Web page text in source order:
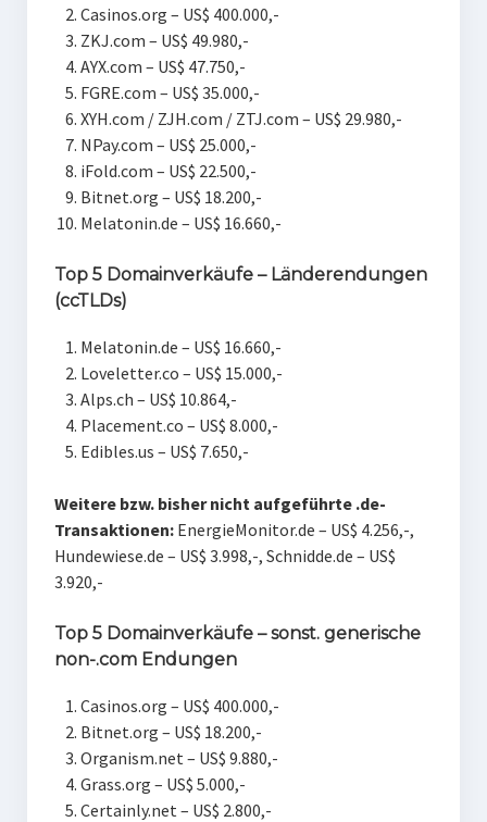
Casinos.org – US$ 400.000,-
ZKJ.com – US$ 49.980,-
AYX.com – US$ 47.750,-
FGRE.com – US$ 35.000,-
XYH.com / ZJH.com / ZTJ.com – US$ 29.980,-
NPay.com – US$ 25.000,-
iFold.com – US$ 22.500,-
Bitnet.org – US$ 18.200,-
Melatonin.de – US$ 16.660,-
Top 5 Domainverkäufe – Länderendungen
(ccTLDs)
Melatonin.de – US$ 16.660,-
Loveletter.co – US$ 15.000,-
Alps.ch – US$ 10.864,-
Placement.co – US$ 8.000,-
Edibles.us – US$ 7.650,-
Weitere bzw. bisher nicht aufgeführte .de-
Transaktionen:EnergieMonitor.de – US$ 4.256,-,
Hundewiese.de – US$ 3.998,-, Schnidde.de – US$
3.920,-
Top 5 Domainverkäufe – sonst. generische
non-.com Endungen
Casinos.org – US$ 400.000,-
Bitnet.org – US$ 18.200,-
Organism.net – US$ 9.880,-
Grass.org – US$ 5.000,-
Certainly.net – US$ 2.800,-